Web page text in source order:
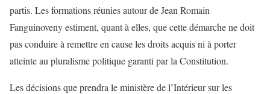
partis. Les formations réunies autour de Jean Romain
Fanguinoveny estiment, quant à elles, que cette démarche ne doit
pas conduire à remettre en cause les droits acquis ni à porter
atteinte au pluralisme politique garanti par la Constitution.
Les décisions que prendra le ministère de l’Intérieur sur les